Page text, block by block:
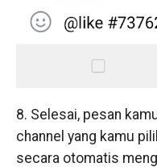
8. Selesai, pesan
channel yang kamu
secara otomatis